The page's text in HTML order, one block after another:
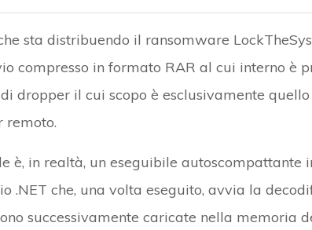
sta distribuendo il ransomware
compresso in formato RAR al cui interno è
dropper il cui scopo è esclusivamente
remoto.
è, in realtà, un eseguibile autoscompattante
.NET che, una volta eseguito, avvia la
successivamente caricate nella memoria